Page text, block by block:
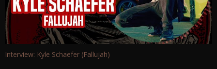
Interview: Kyle Schaefer (Fallujah)